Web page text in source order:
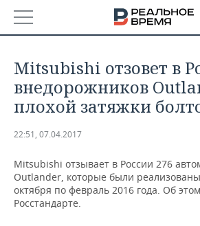
ТАТАРСТАН
НОВОСТИ
АНАЛИТИКА
ДЕКЛАРАЦИИ О ДОХОДАХ
КОРОЛИ ГОСЗАКАЗА ПФО
НОВОСТИ ЭКОНОМИКИ
ФИНАНСЫ
ПРОМЫШЛЕННОСТЬ
НОВОСТИ
НЕДВИЖИМОСТЬ
Mitsubishi отзовет в
внедорожников
плохой затяжки
22:51, 07.04.2017
Mitsubishi отзывает в России 276
Outlander, которые были
октября по февраль 2016 года. Об
Росстандарте.